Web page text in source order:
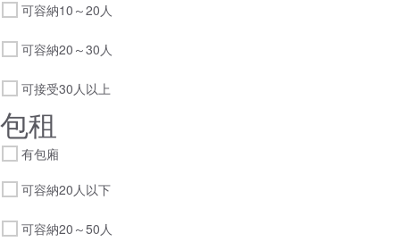
可容納10～20人
可容納20～30人
可接受30人以上
包租
有包廂
可容納20人以下
可容納20～50人